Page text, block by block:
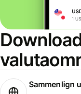
Sammenlign